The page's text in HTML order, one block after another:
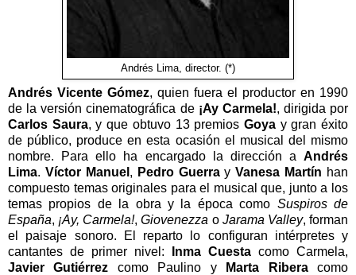
Andrés Lima, director. (*)
Andrés Vicente Gómez, quien fuera el productor en 1990
de la versión cinematográfica de ¡Ay Carmela!, dirigida por
Carlos Saura, y que obtuvo 13 premios Goya y gran éxito
de público, produce en esta ocasión el musical del mismo
nombre. Para ello ha encargado la dirección a Andrés
Lima. Víctor Manuel , Pedro GuerrayVanesa Martín han
compuesto temas originales para el musical que, junto a los
temas propios de la obra y la época como Suspiros de
España, ¡Ay, Carmela!,Giovenezza o Jarama Valley, forman
el paisaje sonoro. El reparto lo configuran intérpretes y
cantantes de primer nivel:
Inma Cuesta como Carmela,
Javier Gutiérrez como Paulino y Marta Riberacomo